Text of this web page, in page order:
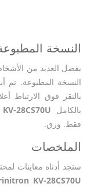
النسخة
يفضل العديد من
النسخة المطبوعة. تم
بالنقر فوق الارتباط
بالكامل 28CS70U
فقط. ورق.
الملخصات
ستجد أدناه معاينات
KV-28CS70U